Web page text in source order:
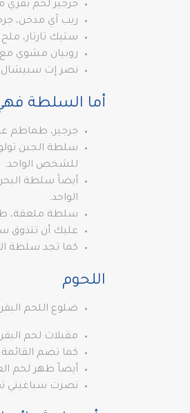
جرجير لحم بقري
ريب آي مدخن،
ستيك تارتار، ملح
روبيان مشوي مع قشر
نصر إت سبيشال سوشي (3 قطع)
أما السلطة
جرجير، طماطم عضوية،
للشخص الواحد.
الواحد.
سلطة ملعقة، طماطم
عليك أن تتذوق سلطة
كما تجد سلطة
اللحوم
ضلوع اللحم البقري
مقبلات لحم البقر تقدم
كما تضم القائمة
أيضاً ظهر لحم العجل
نصرت سباغيتي